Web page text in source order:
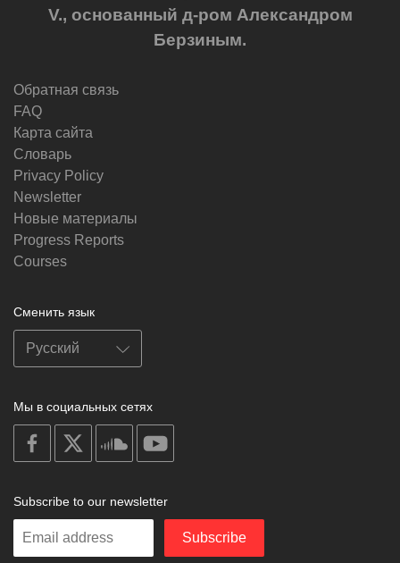
V., основанный д-ром Александром
Берзиным.
Обратная связь
FAQ
Карта сайта
Словарь
Privacy Policy
Newsletter
Новые материалы
Progress Reports
Courses
Сменить язык
Мы в социальных сетях
on
facebook
soundcloud
Subscribe to our newsletter
Enter
Subscribe